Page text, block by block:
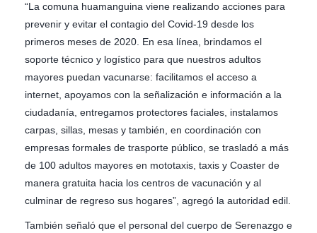
“La comuna huamanguina viene realizando acciones para
prevenir y evitar el contagio del Covid-19 desde los
primeros meses de 2020. En esa línea, brindamos el
soporte técnico y logístico para que nuestros adultos
mayores puedan vacunarse: facilitamos el acceso a
internet, apoyamos con la señalización e información a la
ciudadanía, entregamos protectores faciales, instalamos
carpas, sillas, mesas y también, en coordinación con
empresas formales de trasporte público, se trasladó a más
de 100 adultos mayores en mototaxis, taxis y Coaster de
manera gratuita hacia los centros de vacunación y al
culminar de regreso sus hogares”, agregó la autoridad edil.
También señaló que el personal del cuerpo de Serenazgo e